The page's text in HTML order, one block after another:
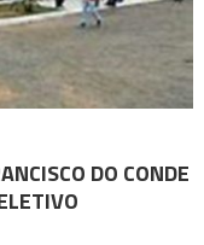
DO CONDE